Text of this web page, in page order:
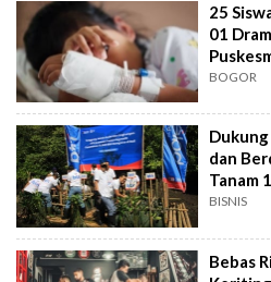
25
01
BOGOR
dan
Tanam
Bali
BISNIS
Bebas